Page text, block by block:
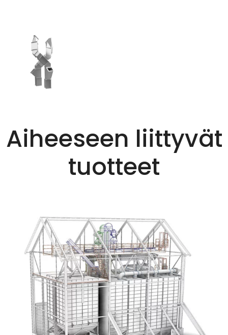
Aiheeseen liittyvät
tuotteet